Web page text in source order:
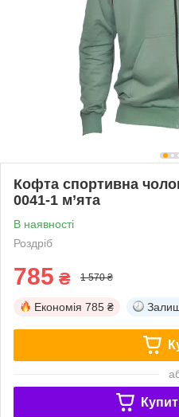
Кофта спортивна
0041-1 м’ята
В наявності
Роздріб
785 ₴ 1 570 ₴
Економія 785 ₴